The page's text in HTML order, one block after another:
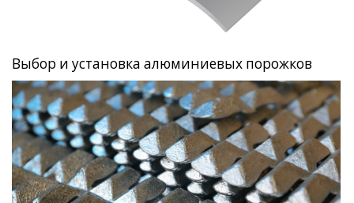
Выбор и установка алюминиевых порожков